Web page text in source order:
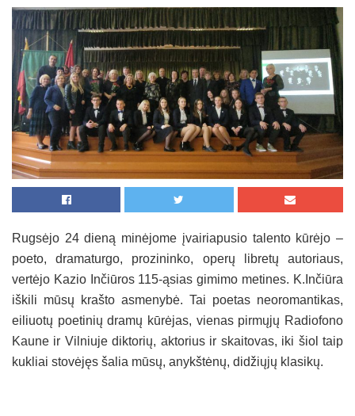
Rugsėjo 24 dieną minėjome įvairiapusio talento kūrėjo –
poeto, dramaturgo, prozininko, operų libretų autoriaus,
vertėjo Kazio Inčiūros 115-ąsias gimimo metines. K.Inčiūra
iškili mūsų krašto asmenybė. Tai poetas neoromantikas,
eiliuotų poetinių dramų kūrėjas, vienas pirmųjų Radiofono
Kaune ir Vilniuje diktorių, aktorius ir skaitovas, iki šiol taip
kukliai stovėjęs šalia mūsų, anykštėnų, didžiųjų klasikų.